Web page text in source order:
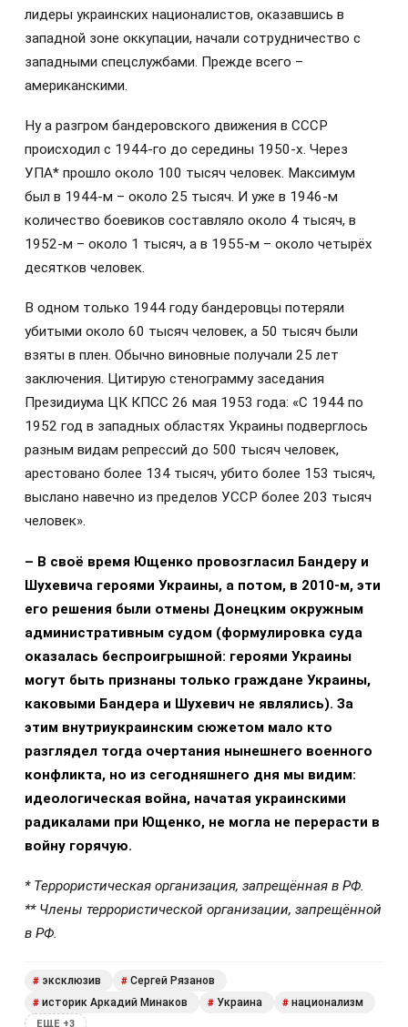
лидеры украинских националистов, оказавшись в
западной зоне оккупации, начали сотрудничество с
западными спецслужбами. Прежде всего –
американскими.
Ну а разгром бандеровского движения в СССР
происходил с 1944-го до середины 1950-х. Через
УПА* прошло около 100 тысяч человек. Максимум
был в 1944-м – около 25 тысяч. И уже в 1946‑м
количество боевиков составляло около 4 тысяч, в
1952-м – около 1 тысяч, а в 1955‑м – около четырёх
десятков человек.
В одном только 1944 году бандеровцы потеряли
убитыми около 60 тысяч человек, а 50 тысяч были
взяты в плен. Обычно виновные получали 25 лет
заключения. Цитирую стенограмму заседания
Президиума ЦК КПСС 26 мая 1953 года: «С 1944 по
1952 год в западных областях Украины подверглось
разным видам репрессий до 500 тысяч человек,
арестовано более 134 тысяч, убито более 153 тысяч,
выслано навечно из пределов УССР более 203 тысяч
человек».
– В своё время Ющенко провозгласил Бандеру и
Шухевича героями Украины, а потом, в 2010-м, эти
его решения были отмены Донецким окружным
административным судом (формулировка суда
оказалась беспроигрышной: героями Украины
могут быть признаны только граждане Украины,
каковыми Бандера и Шухевич не являлись). За
этим внутриукраинским сюжетом мало кто
разглядел тогда очертания нынешнего военного
конфликта, но из сегодняшнего дня мы видим:
идеологическая война, начатая украинскими
радикалами при Ющенко, не могла не перерасти в
войну горячую.
* Террористическая организация, запрещённая в РФ.
** Члены террористической организации, запрещённой
в РФ.
# эксклюзив # Сергей Рязанов
# историк Аркадий Минаков # Украина # национализм
ЕЩЕ +3